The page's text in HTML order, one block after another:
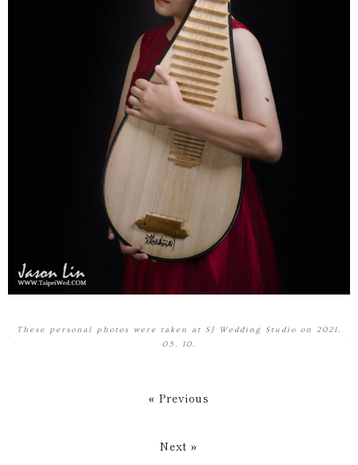
These personal photos were taken at SJ Wedding Studio on 2021.
05. 10.
« Previous
Next »